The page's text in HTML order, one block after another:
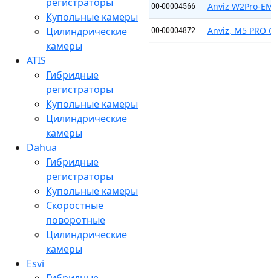
Купольные камеры
Цилиндрические
камеры
ATIS
Гибридные
регистраторы
Купольные камеры
Цилиндрические
камеры
Dahua
Гибридные
регистраторы
Купольные камеры
Скоростные
поворотные
Цилиндрические
камеры
Esvi
00-00004566 Anviz W2Pro-
00-00004872 Anviz, M5 PRO